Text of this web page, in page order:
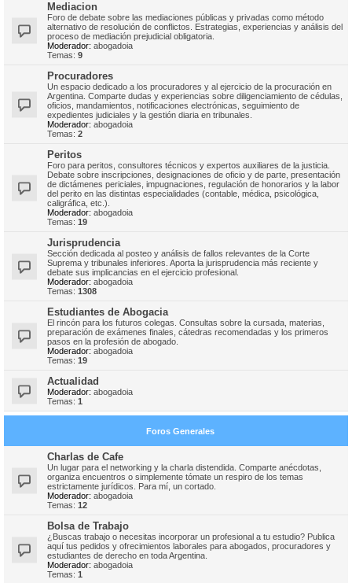
Mediacion
Foro de debate sobre las mediaciones públicas y privadas como método
alternativo de resolución de conflictos. Estrategias, experiencias y análisis del
proceso de mediación prejudicial obligatoria.
Moderador: abogadoia
Temas: 9
Procuradores
Un espacio dedicado a los procuradores y al ejercicio de la procuración en
Argentina. Comparte dudas y experiencias sobre diligenciamiento de cédulas,
oficios, mandamientos, notificaciones electrónicas, seguimiento de
expedientes judiciales y la gestión diaria en tribunales.
Moderador: abogadoia
Temas: 2
Peritos
Foro para peritos, consultores técnicos y expertos auxiliares de la justicia.
Debate sobre inscripciones, designaciones de oficio y de parte, presentación
de dictámenes periciales, impugnaciones, regulación de honorarios y la labor
del perito en las distintas especialidades (contable, médica, psicológica,
caligráfica, etc.).
Moderador: abogadoia
Temas: 19
Jurisprudencia
Sección dedicada al posteo y análisis de fallos relevantes de la Corte
Suprema y tribunales inferiores. Aporta la jurisprudencia más reciente y
debate sus implicancias en el ejercicio profesional.
Moderador: abogadoia
Temas: 1308
Estudiantes de Abogacia
El rincón para los futuros colegas. Consultas sobre la cursada, materias,
preparación de exámenes finales, cátedras recomendadas y los primeros
pasos en la profesión de abogado.
Moderador: abogadoia
Temas: 19
Actualidad
Moderador: abogadoia
Temas: 1
Foros Generales
Charlas de Cafe
Un lugar para el networking y la charla distendida. Comparte anécdotas,
organiza encuentros o simplemente tómate un respiro de los temas
estrictamente jurídicos. Para mí, un cortado.
Moderador: abogadoia
Temas: 12
Bolsa de Trabajo
¿Buscas trabajo o necesitas incorporar un profesional a tu estudio? Publica
aquí tus pedidos y ofrecimientos laborales para abogados, procuradores y
estudiantes de derecho en toda Argentina.
Moderador: abogadoia
Temas: 1